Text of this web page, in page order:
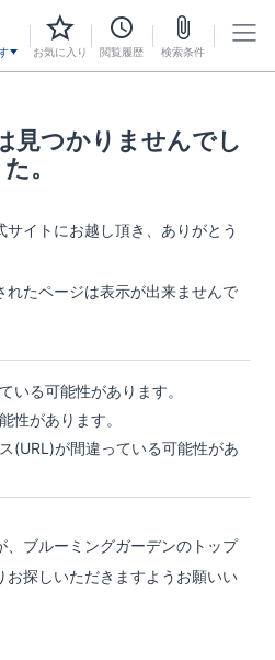
お気に入り 閲覧履歴 検索条件
見つかりませんでし
た。
イトにお越し頂き、ありがとう
れたページは表示が出来ませんで
いる可能性があります。
性があります。
(URL)が間違っている可能性があ
、ブルーミングガーデンのトップ
お探しいただきますようお願いい